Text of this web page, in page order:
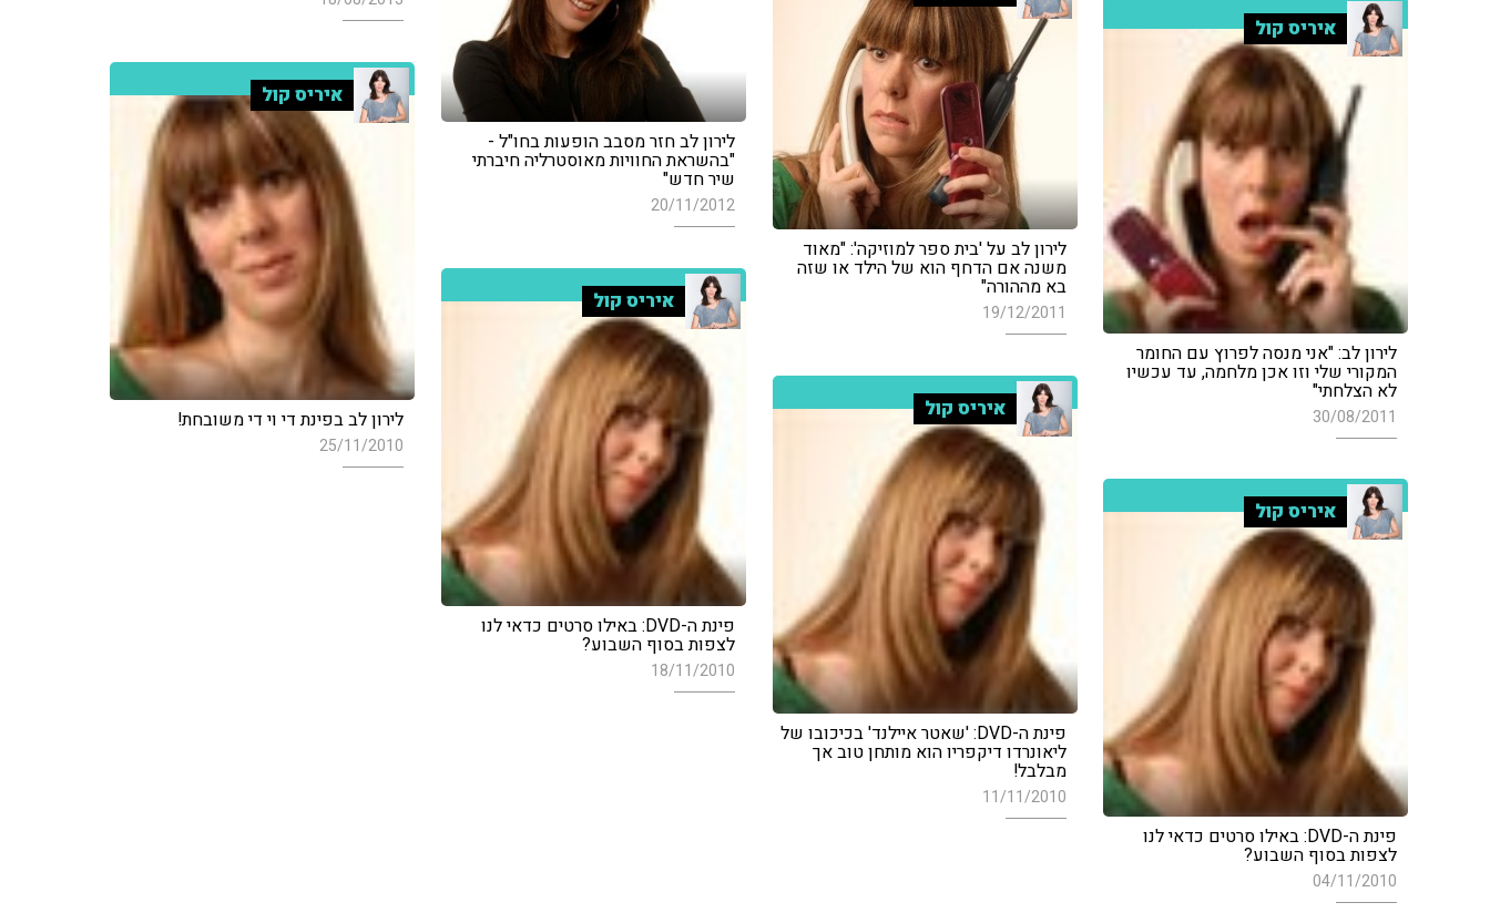
לירון לב חזר מסבב הופעות בחו"ל -
"בהשראת החוויות מאוסטרליה חיברתי
שיר חדש"
20/11/2012
לירון לב על 'בית ספר למוזיקה': "מאוד
משנה אם הדחף הוא של הילד או שזה
בא מההורה"
19/12/2011
איריס קול
לירון לב: "אני מנסה לפרוץ עם החומר
המקורי שלי וזו אכן מלחמה, עד עכשיו
לא הצלחתי"
30/08/2011
איריס קול
לירון לב בפינת די וי די משובחת!
25/11/2010
איריס קול
פינת ה-DVD: באילו סרטים כדאי לנו
לצפות בסוף השבוע?
18/11/2010
איריס קול
פינת ה-DVD: 'שאטר איילנד' בכיכובו של
ליאונרדו דיקפריו הוא מותחן טוב אך
מבלבל!
11/11/2010
איריס קול
פינת ה-DVD: באילו סרטים כדאי לנו
לצפות בסוף השבוע?
04/11/2010